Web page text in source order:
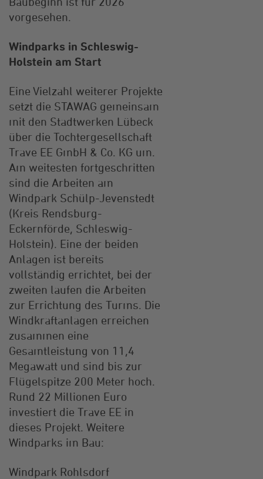
vorgesehen.
Windparks in Schleswig-
Holstein am Start
Eine Vielzahl weiterer Projekte
setzt die STAWAG gemeinsam
mit den Stadtwerken Lübeck
über die Tochtergesellschaft
Trave EE GmbH & Co. KG um.
Am weitesten fortgeschritten
sind die Arbeiten am
Windpark Schülp-Jevenstedt
(Kreis Rendsburg-
Eckernförde, Schleswig-
Holstein). Eine der beiden
Anlagen ist bereits
vollständig errichtet, bei der
zweiten laufen die Arbeiten
zur Errichtung des Turms. Die
Windkraftanlagen erreichen
zusammen eine
Gesamtleistung von 11,4
Megawatt und sind bis zur
Flügelspitze 200 Meter hoch.
Rund 22 Millionen Euro
investiert die Trave EE in
dieses Projekt. Weitere
Windparks im Bau:
Windpark Rohlsdorf